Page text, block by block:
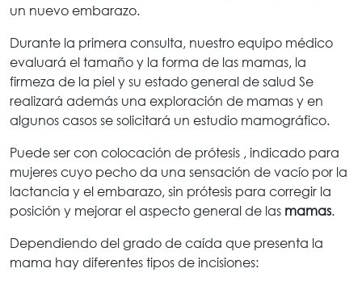
un nuevo embarazo.
Durante la primera consulta, nuestro equipo médico
evaluará el tamaño y la forma de las mamas, la
firmeza de la piel y su estado general de salud Se
realizará además una exploración de mamas y en
algunos casos se solicitará un estudio mamográfico.
Puede ser con colocación de prótesis , indicado para
mujeres cuyo pecho da una sensación de vacío por la
lactancia y el embarazo, sin prótesis para corregir la
posición y mejorar el aspecto general de las mamas.
Dependiendo del grado de caída que presenta la
mama hay diferentes tipos de incisiones: